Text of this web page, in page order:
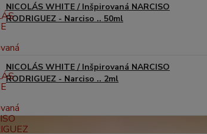
NICOLÁS WHITE / Inšpirovaná NARCISO
RODRIGUEZ - Narciso .. 50ml
NICOLÁS WHITE / Inšpirovaná NARCISO
RODRIGUEZ - Narciso .. 2ml